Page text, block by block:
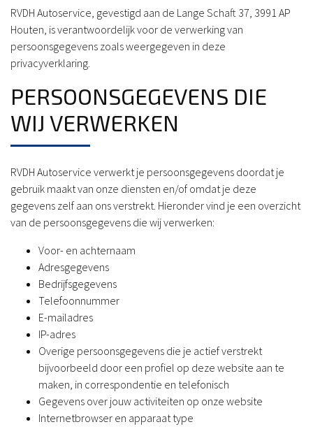
RVDH Autoservice, gevestigd aan de Lange Schaft 37, 3991 AP
Houten, is verantwoordelijk voor de verwerking van
persoonsgegevens zoals weergegeven in deze
privacyverklaring.
PERSOONSGEGEVENS DIE
WIJ VERWERKEN
RVDH Autoservice verwerkt je persoonsgegevens doordat je
gebruik maakt van onze diensten en/of omdat je deze
gegevens zelf aan ons verstrekt. Hieronder vind je een overzicht
van de persoonsgegevens die wij verwerken:
Voor- en achternaam
Adresgegevens
Bedrijfsgegevens
Telefoonnummer
E-mailadres
IP-adres
Overige persoonsgegevens die je actief verstrekt
bijvoorbeeld door een profiel op deze website aan te
maken, in correspondentie en telefonisch
Gegevens over jouw activiteiten op onze website
Internetbrowser en apparaat type